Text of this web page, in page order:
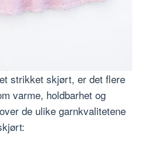
strikket skjørt, er det flere
varme, holdbarhet og
de ulike garnkvalitetene